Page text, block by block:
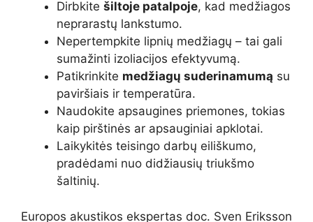
Dirbkite šiltoje patalpoje, kad medžiagos
neprarastų lankstumo.
Nepertempkite lipnių medžiagų – tai gali
sumažinti izoliacijos efektyvumą.
Patikrinkite medžiagų suderinamumą su
paviršiais ir temperatūra.
Naudokite apsaugines priemones, tokias
kaip pirštinės ar apsauginiai apklotai.
Laikykitės teisingo darbų eiliškumo,
pradėdami nuo didžiausių triukšmo
šaltinių.
Europos akustikos ekspertas doc. Sven Eriksson